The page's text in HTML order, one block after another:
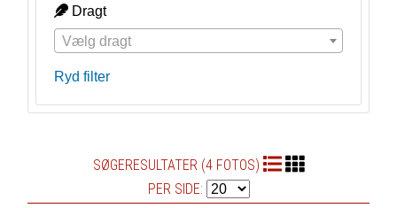
Dragt
Vælg dragt
Ryd filter
SØGERESULTATER (4 FOTOS)
PER SIDE: